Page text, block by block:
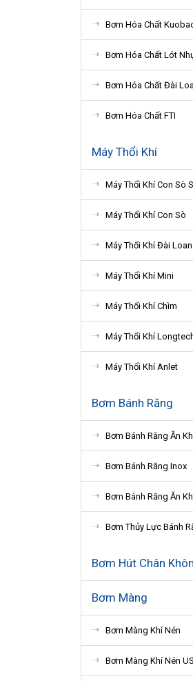
Bơm Hóa Chất
Bơm Hóa Chất Lót
Bơm Hóa Chất Đài
Bơm Hóa Chất FTI
Máy Thổi Khí
Máy Thổi Khí Con Sò
Máy Thổi Khí Con Sò
Máy Thổi Khí Đài Loan
Máy Thổi Khí Mini
Máy Thổi Khí Chìm
Máy Thổi Khí
Máy Thổi Khí Anlet
Bơm Bánh Răng
Bơm Bánh Răng Ăn
Bơm Bánh Răng Inox
Bơm Bánh Răng Ăn
Bơm Thủy Lực Bánh
Bơm Hút Chân
Bơm Màng
Bơm Màng Khí Nén
Bơm Màng Khí Nén